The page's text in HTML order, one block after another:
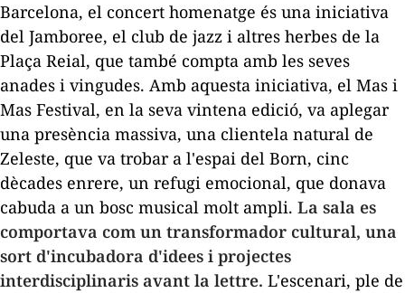
Barcelona, el concert homenatge és una iniciativa
del Jamboree, el club de jazz i altres herbes de la
Plaça Reial, que també compta amb les seves
anades i vingudes. Amb aquesta iniciativa, el Mas i
Mas Festival, en la seva vintena edició, va aplegar
una presència massiva, una clientela natural de
Zeleste, que va trobar a l'espai del Born, cinc
dècades enrere, un refugi emocional, que donava
cabuda a un bosc musical molt ampli. La sala es
comportava com un transformador cultural, una
sort d'incubadora d'idees i projectes
interdisciplinaris avant la lettre. L'escenari, ple de